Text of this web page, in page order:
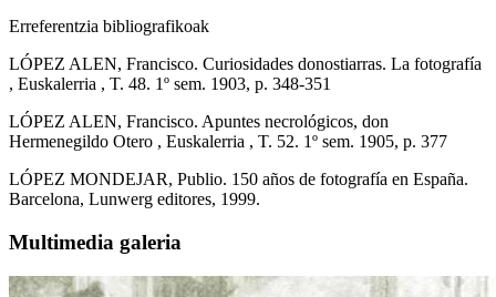
Erreferentzia bibliografikoak
LÓPEZ ALEN, Francisco. Curiosidades donostiarras. La fotografía
, Euskalerria , T. 48. 1º sem. 1903, p. 348-351
LÓPEZ ALEN, Francisco. Apuntes necrológicos, don
Hermenegildo Otero , Euskalerria , T. 52. 1º sem. 1905, p. 377
LÓPEZ MONDEJAR, Publio. 150 años de fotografía en España.
Barcelona, Lunwerg editores, 1999.
Multimedia galeria